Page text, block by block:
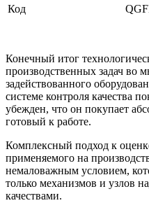
Код
Конечный итог
производственных задач во
задействованного
системе контроля качества
убежден, что он покупает
готовый к работе.
Комплексный подход к
применяемого на
немаловажным условием,
только механизмов и узлов
качествами.